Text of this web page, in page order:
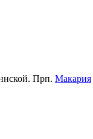
Прп. Макария